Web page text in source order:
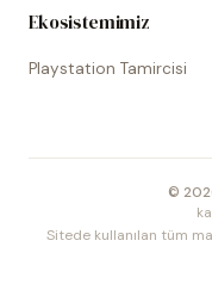
Ekosistemimiz
Playstation Tamircisi
©
Sitede kullanılan tüm